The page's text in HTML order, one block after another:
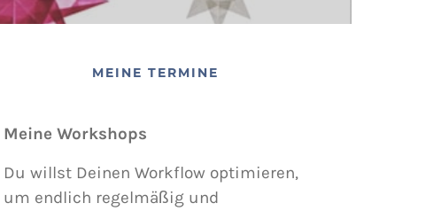
MEINE TERMINE
Meine Workshops
Du willst Deinen Workflow optimieren,
um endlich regelmäßig und